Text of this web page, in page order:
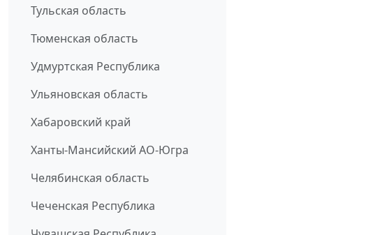
Тульская область
Тюменская область
Удмуртская Республика
Ульяновская область
Хабаровский край
Ханты-Мансийский АО-Югра
Челябинская область
Чеченская Республика